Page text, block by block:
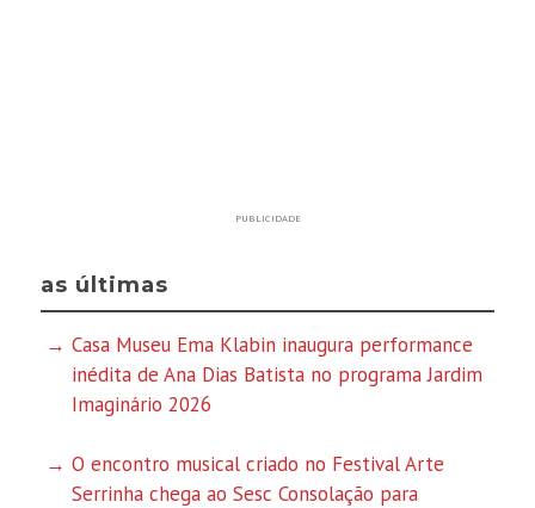
PUBLICIDADE
as últimas
Casa Museu Ema Klabin inaugura performance
inédita de Ana Dias Batista no programa Jardim
Imaginário 2026
O encontro musical criado no Festival Arte
Serrinha chega ao Sesc Consolação para